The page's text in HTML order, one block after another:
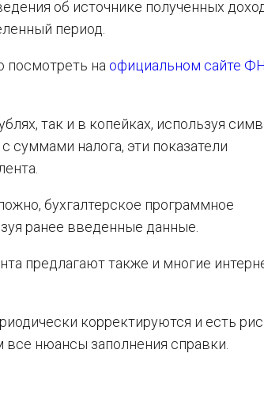
об источнике полученных
период.
посмотреть на официальном сайте
так и в копейках, используя
суммами налога, эти показатели
бухгалтерское программное
ранее введенные данные.
предлагают также и многие
корректируются и есть
нюансы заполнения справки.